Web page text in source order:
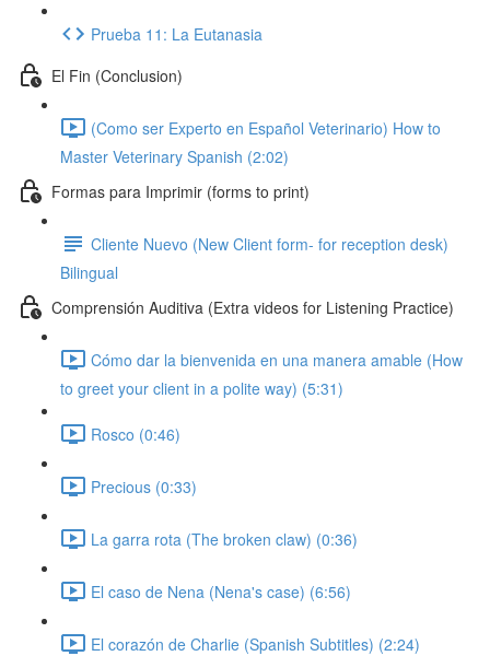
Prueba 11: La Eutanasia
El Fin (Conclusion)
(Como ser Experto en Español Veterinario) How to
Master Veterinary Spanish (2:02)
Formas para Imprimir (forms to print)
Cliente Nuevo (New Client form- for reception desk)
Bilingual
Comprensión Auditiva (Extra videos for Listening Practice)
Cómo dar la bienvenida en una manera amable (How
to greet your client in a polite way) (5:31)
Rosco (0:46)
Precious (0:33)
La garra rota (The broken claw) (0:36)
El caso de Nena (Nena's case) (6:56)
El corazón de Charlie (Spanish Subtitles) (2:24)